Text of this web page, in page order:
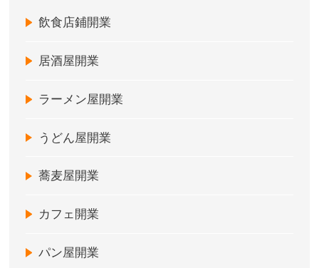
飲食店鋪開業
居酒屋開業
ラーメン屋開業
うどん屋開業
蕎麦屋開業
カフェ開業
パン屋開業